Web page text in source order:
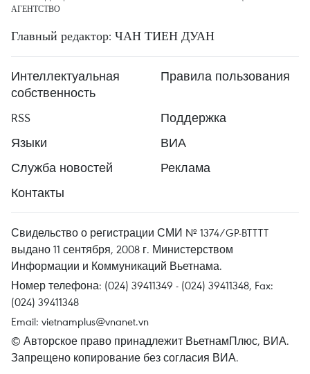
АГЕНТСТВО
Главный редактор: ЧАН ТИЕН ДУАН
Интеллектуальная
собственность
Правила пользования
RSS
Поддержка
Языки
ВИА
Служба новостей
Реклама
Контакты
Свидельство о регистрации СМИ № 1374/GP-BTTTT
выдано 11 сентября, 2008 г. Министерством
Информации и Коммуникаций Вьетнама.
Номер телефона: (024) 39411349 - (024) 39411348, Fax:
(024) 39411348
Email: vietnamplus@vnanet.vn
© Авторское право принадлежит ВьетнамПлюс, ВИА.
Запрещено копирование без согласия ВИА.